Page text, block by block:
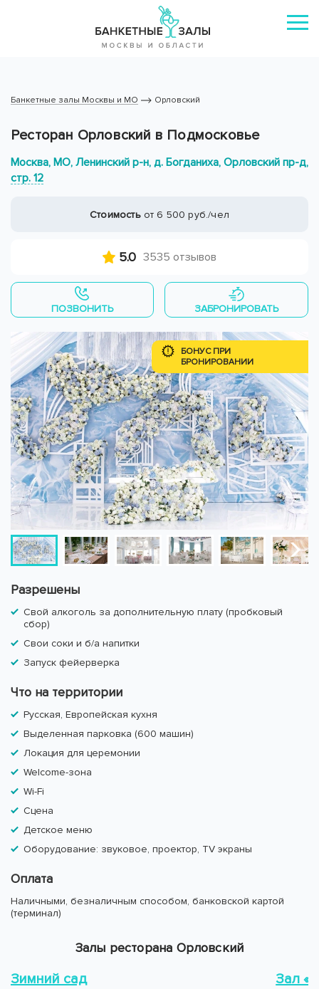
Банкетные залы Москвы и МО Орловский
Ресторан Орловский в Подмосковье
Москва, МО, Ленинский р-н, д. Богданиха, Орловский пр-д,
стр. 12
Стоимостьот 6 500 руб./чел
5.0 3535 отзывов
ПОЗВОНИТЬ ЗАБРОНИРОВАТЬ
БОНУС ПРИ
БРОНИРОВАНИИ
Разрешены
Свой алкоголь за дополнительную плату (пробковый
сбор)
Свои соки и б/а напитки
Запуск фейерверка
Что на территории
Русская, Европейская кухня
Выделенная парковка (600 машин)
Локация для церемонии
Welcome-зона
Wi-Fi
Сцена
Детское меню
Оборудование: звуковое, проектор, TV экраны
Оплата
Наличными, безналичным способом, банковской картой
(терминал)
Залы ресторана Орловский
Зимний сад Зал